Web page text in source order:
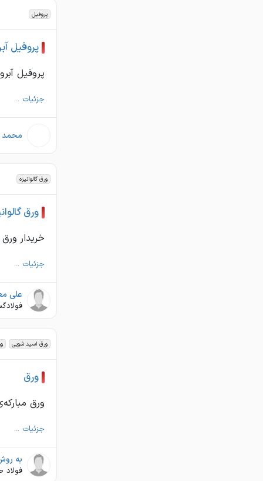
پروفیل
پروفیل
پروفیل آبرو ضخامت 2/5 یا 3 میل سایز 18
جزئیات ...
محمد
ورق گالوانیزه
ورق
خریدار ورق گالوانیزه از
جزئیات ...
علی
ورق اسید شویی
ورق
ورق
جزئیات ...
به
فولاد